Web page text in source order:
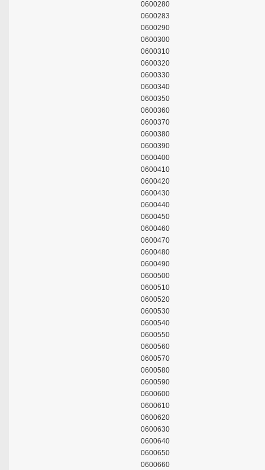
0600280
0600283
0600290
0600300
0600310
0600320
0600330
0600340
0600350
0600360
0600370
0600380
0600390
0600400
0600410
0600420
0600430
0600440
0600450
0600460
0600470
0600480
0600490
0600500
0600510
0600520
0600530
0600540
0600550
0600560
0600570
0600580
0600590
0600600
0600610
0600620
0600630
0600640
0600650
0600660